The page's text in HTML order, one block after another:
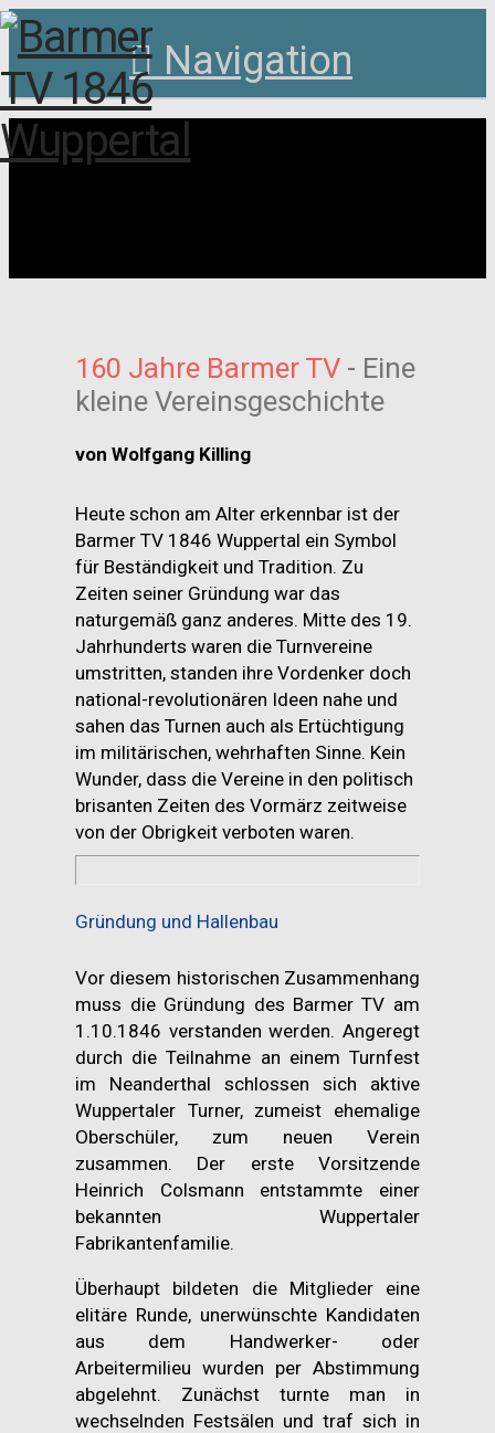
Navigation
160 Jahre Barmer TV - Eine
kleine Vereinsgeschichte
von Wolfgang Killing
Heute schon am Alter erkennbar ist der
Barmer TV 1846 Wuppertal ein Symbol
für Beständigkeit und Tradition. Zu
Zeiten seiner Gründung war das
naturgemäß ganz anderes. Mitte des 19.
Jahrhunderts waren die Turnvereine
umstritten, standen ihre Vordenker doch
national-revolutionären Ideen nahe und
sahen das Turnen auch als Ertüchtigung
im militärischen, wehrhaften Sinne. Kein
Wunder, dass die Vereine in den politisch
brisanten Zeiten des Vormärz zeitweise
von der Obrigkeit verboten waren.
Gründung und Hallenbau
Vor diesem historischen Zusammenhang
muss die Gründung des Barmer TV am
1.10.1846 verstanden werden. Angeregt
durch die Teilnahme an einem Turnfest
im Neanderthal schlossen sich aktive
Wuppertaler Turner, zumeist ehemalige
Oberschüler, zum neuen Verein
zusammen. Der erste Vorsitzende
Heinrich Colsmann entstammte einer
bekannten Wuppertaler
Fabrikantenfamilie.
Überhaupt bildeten die Mitglieder eine
elitäre Runde, unerwünschte Kandidaten
aus dem Handwerker- oder
Arbeitermilieu wurden per Abstimmung
abgelehnt. Zunächst turnte man in
wechselnden Festsälen und traf sich in